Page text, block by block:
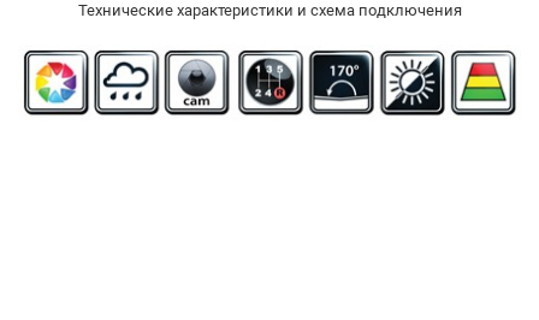
Технические характеристики и схема подключения